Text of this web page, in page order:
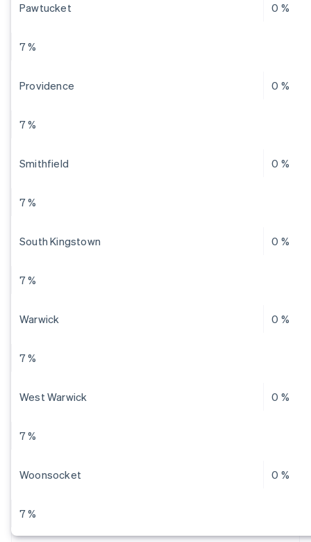
Pawtucket 0 %
7 %
Providence 0 %
7 %
Smithfield 0 %
7 %
South Kingstown 0 %
7 %
Warwick 0 %
7 %
West Warwick 0 %
7 %
Woonsocket 0 %
7 %